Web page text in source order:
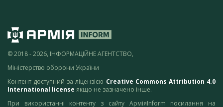
© 2018 - 2026, ІНФОРМАЦІЙНЕ АГЕНТСТВО,
Міністерство оборони України
Контент доступний за ліцензією Creative Commons Attribution 4.0
International license якщо не зазначено інше.
При використанні контенту з сайту АрміяInform посилання на